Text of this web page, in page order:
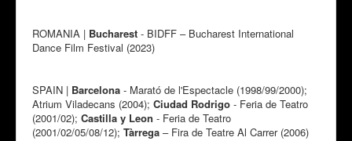
ROMANIA | Bucharest - BIDFF – Bucharest International
Dance Film Festival (2023)
SPAIN | Barcelona - Marató de l'Espectacle (1998/99/2000);
Atrium Viladecans (2004); Ciudad Rodrigo - Feria de Teatro
(2001/02); Castilla y Leon - Feria de Teatro
(2001/02/05/08/12); Tàrrega – Fira de Teatre Al Carrer (2006)